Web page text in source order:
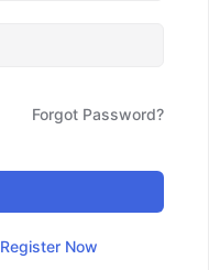
Forgot Password?
Register Now